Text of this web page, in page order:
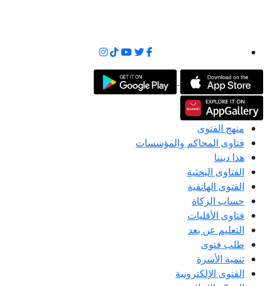
منهج الفتوى
فتاوى المحاكم والمؤسسات
هذا ديننا
الفتاوى البحثية
الفتوى الهاتفية
حساب الزكاة
فتاوى الأقليات
التعليم عن بعد
طلب فتوى
تنمية الأسرة
الفتوى الإلكترونية